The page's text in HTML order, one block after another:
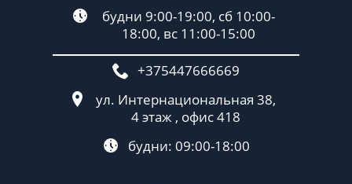
будни 9:00-19:00, сб 10:00-
18:00, вс 11:00-15:00
+375447666669
ул. Интернациональная 38,
4 этаж , офис 418
будни: 09:00-18:00